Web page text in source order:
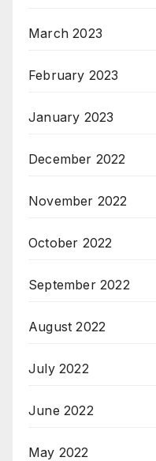
March 2023
February 2023
January 2023
December 2022
November 2022
October 2022
September 2022
August 2022
July 2022
June 2022
May 2022